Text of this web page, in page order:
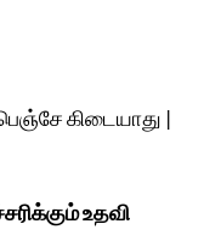
கிடையாது |
உதவி